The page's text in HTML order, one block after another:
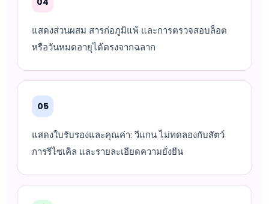
แสดงส่วนผสม สารก่อภูมิแพ้ และการตรวจสอบล็อต
หรือวันหมดอายุได้ตรงจากฉลาก
05
แสดงใบรับรองและคุณค่า: วีแกน ไม่ทดลองกับสัตว์
การรีไซเคิล และรายละเอียดความยั่งยืน